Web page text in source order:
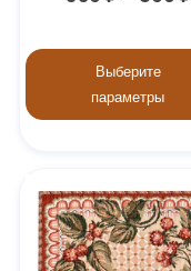
Выберите
параметры